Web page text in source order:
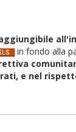
in fondo alla
e nel